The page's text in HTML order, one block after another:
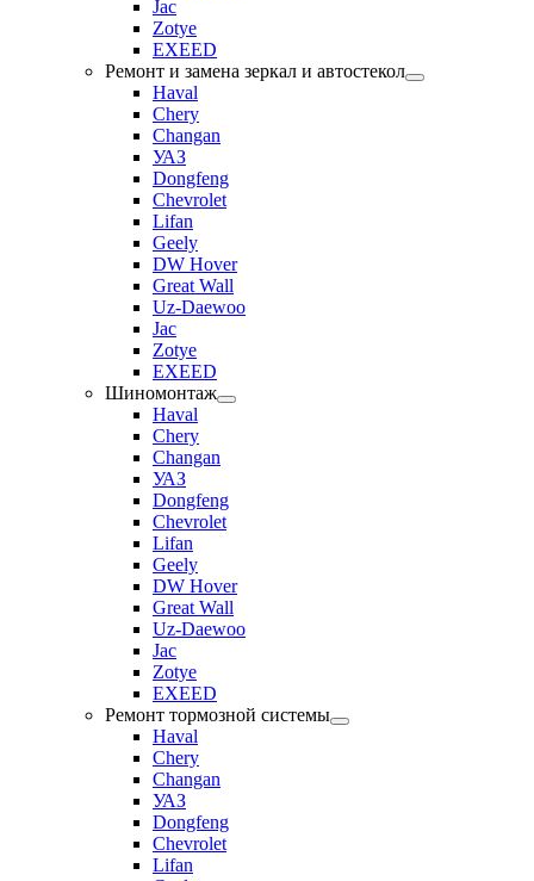
Jac
Zotye
EXEED
Ремонт и замена зеркал и автостекол
Haval
Chery
Changan
УАЗ
Dongfeng
Chevrolet
Lifan
Geely
DW Hover
Great Wall
Uz-Daewoo
Jac
Zotye
EXEED
Шиномонтаж
Haval
Chery
Changan
УАЗ
Dongfeng
Chevrolet
Lifan
Geely
DW Hover
Great Wall
Uz-Daewoo
Jac
Zotye
EXEED
Ремонт тормозной системы
Haval
Chery
Changan
УАЗ
Dongfeng
Chevrolet
Lifan